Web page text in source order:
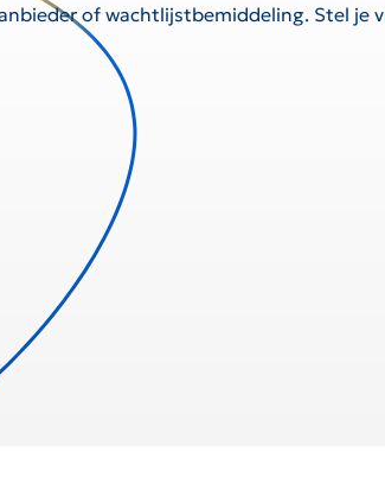
of wachtlijstbemiddeling. Stel je